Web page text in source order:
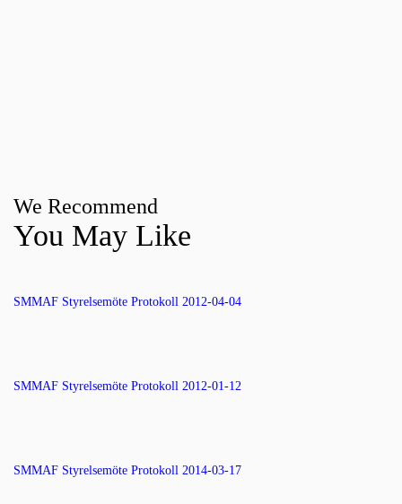
We Recommend
You May Like
SMMAF Styrelsemöte Protokoll 2012-04-04
SMMAF Styrelsemöte Protokoll 2012-01-12
SMMAF Styrelsemöte Protokoll 2014-03-17